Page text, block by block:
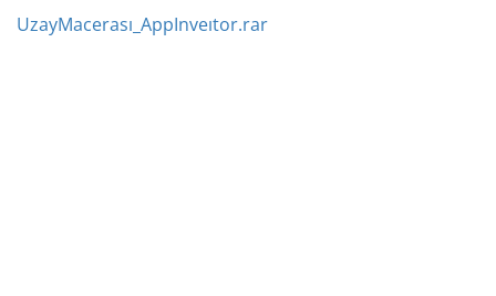
UzayMacerası_AppInveıtor.rar